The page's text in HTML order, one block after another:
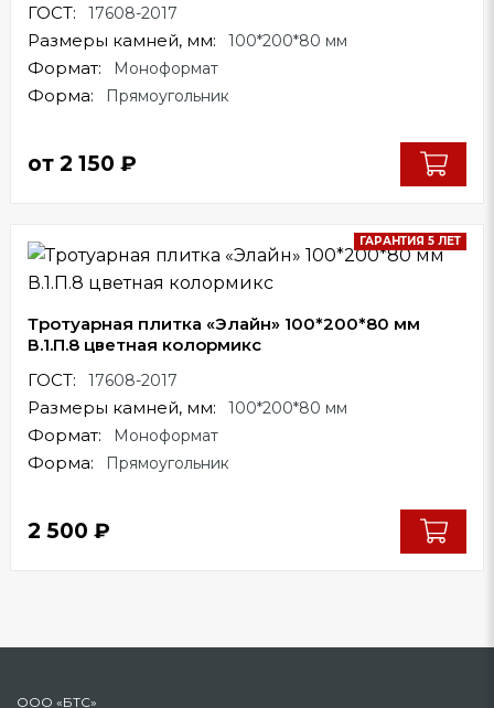
ГОСТ: 17608-2017
Размеры камней, мм: 100*200*80 мм
Формат: Моноформат
Форма: Прямоугольник
от 2 150 ₽
Тротуарная плитка «Элайн» 100*200*80 мм
В.1.П.8 цветная колормикс
ГАРАНТИЯ 5 ЛЕТ
ГОСТ: 17608-2017
Размеры камней, мм: 100*200*80 мм
Формат: Моноформат
Форма: Прямоугольник
2 500 ₽
ООО «БТС»